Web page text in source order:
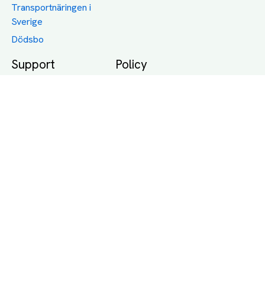
Transportnäringen i
Sverige
Dödsbo
Support Policy